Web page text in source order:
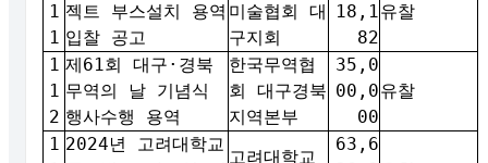
1
1
젝트 부스설치 용역
입찰 공고
미술협회 대
구지회
18,1
82
유찰
1
1
2
제61회 대구·경북
무역의 날 기념식
행사수행 용역
한국무역협
회 대구경북
지역본부
35,0
00,0
00
유찰
1 2024년 고려대학교
고려대학교
63,6